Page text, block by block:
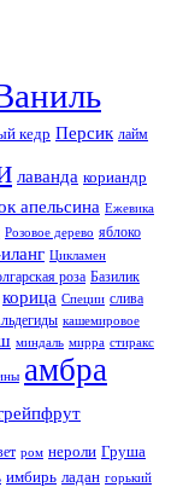
кедр Персик лайм
лаванда кориандр
апельсина Ежевика
Розовое дерево яблоко
Цикламен
роза Базилик
корица Специи слива
кашемировое
миндаль мирра стиракс
амбра
ром нероли Груша
имбирь ладан горький